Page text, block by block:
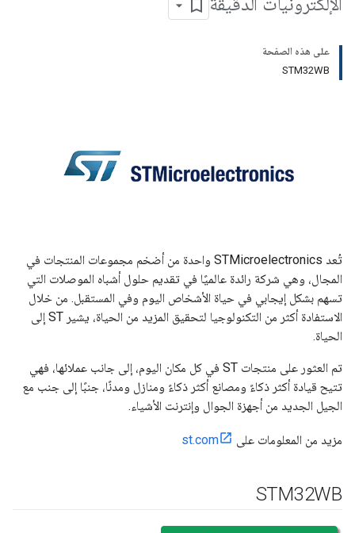
على هذه الصفحة
STM32WB
تُعد STMicroelectronics واحدة من أضخم مجموعات المنتجات في
المجال، وهي شركة رائدة عالميًا في تقديم حلول أشباه الموصلات التي
تسهم بشكل إيجابي في حياة الأشخاص اليوم وفي المستقبل. من خلال
الاستفادة أكثر من التكنولوجيا لتحقيق المزيد من الحياة، يشير ST إلى
الحياة.
تم العثور على منتجات ST في كل مكان اليوم، إلى جانب عملائها، فهي
تتيح قيادة أكثر ذكاءً ومصانع أكثر ذكاءً ومنازل ومدنًا، جنبًا إلى جنب مع
الجيل الجديد من أجهزة الجوال وإنترنت الأشياء.
مزيد من المعلومات على st.com
STM32WB